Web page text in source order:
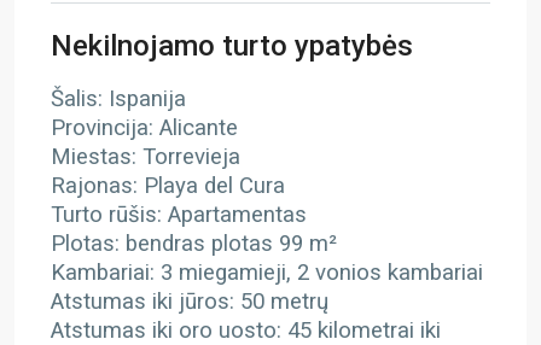
Nekilnojamo turto ypatybės
Šalis: Ispanija
Provincija: Alicante
Miestas: Torrevieja
Rajonas: Playa del Cura
Turto rūšis: Apartamentas
Plotas: bendras plotas 99 m²
Kambariai: 3 miegamieji, 2 vonios kambariai
Atstumas iki jūros: 50 metrų
Atstumas iki oro uosto: 45 kilometrai iki